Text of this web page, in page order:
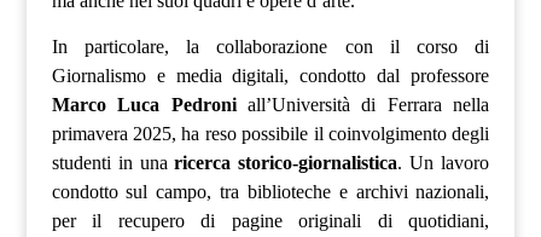
In particolare, la collaborazione con il corso di
Giornalismo e media digitali, condotto dal professore
Marco Luca Pedroniall’Università di Ferrara nella
primavera 2025, ha reso possibile il coinvolgimento degli
studenti in una ricerca storico-giornalistica. Un lavoro
condotto sul campo, tra biblioteche e archivi nazionali,
per il recupero di pagine originali di quotidiani,